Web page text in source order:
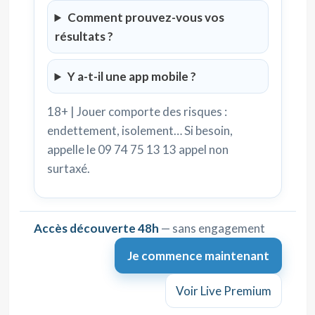
Comment prouvez-vous vos
résultats ?
Y a-t-il une app mobile ?
18+ | Jouer comporte des risques :
endettement, isolement… Si besoin,
appelle le 09 74 75 13 13 appel non
surtaxé.
Accès découverte 48h — sans engagement
Je commence maintenant
Voir Live Premium